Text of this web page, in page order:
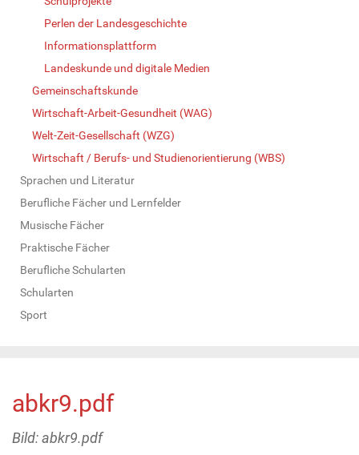
Perlen der Landesgeschichte
Informationsplattform
Landeskunde und digitale Medien
Gemeinschaftskunde
Wirtschaft-Arbeit-Gesundheit (WAG)
Welt-Zeit-Gesellschaft (WZG)
Wirtschaft / Berufs- und Studienorientierung (WBS)
Sprachen und Literatur
Berufliche Fächer und Lernfelder
Musische Fächer
Praktische Fächer
Berufliche Schularten
Schularten
Sport
abkr9.pdf
Bild: abkr9.pdf